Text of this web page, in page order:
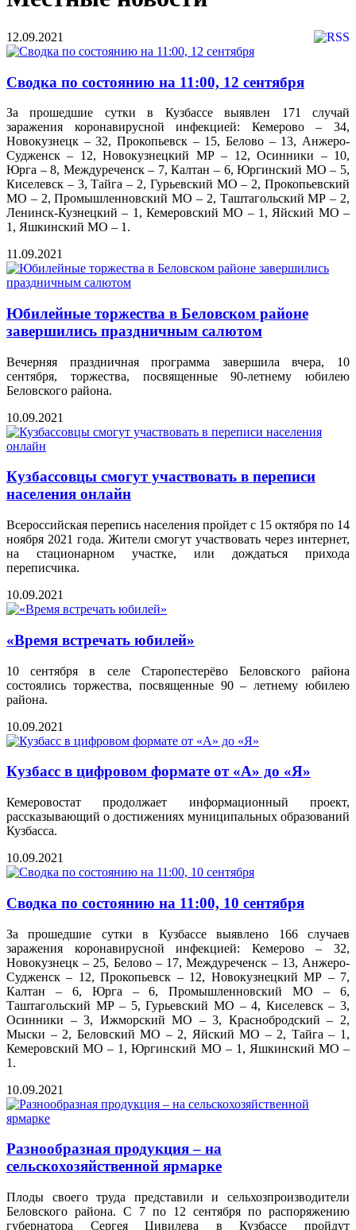
12.09.2021
Сводка по состоянию на 11:00, 12 сентября
За прошедшие сутки в Кузбассе выявлен 171 случай
заражения коронавирусной инфекцией: Кемерово – 34,
Новокузнецк – 32, Прокопьевск – 15, Белово – 13, Анжеро-
Судженск – 12, Новокузнецкий МР – 12, Осинники – 10,
Юрга – 8, Междуреченск – 7, Калтан – 6, Юргинский МО – 5,
Киселевск – 3, Тайга – 2, Гурьевский МО – 2, Прокопьевский
МО – 2, Промышленновский МО – 2, Таштагольский МР – 2,
Ленинск-Кузнецкий – 1, Кемеровский МО – 1, Яйский МО –
1, Яшкинский МО – 1.
11.09.2021
Юбилейные торжества в Беловском районе
завершились праздничным салютом
Вечерняя праздничная программа завершила вчера, 10
сентября, торжества, посвященные 90-летнему юбилею
Беловского района.
10.09.2021
Кузбассовцы смогут участвовать в переписи
населения онлайн
Всероссийская перепись населения пройдет с 15 октября по 14
ноября 2021 года. Жители смогут участвовать через интернет,
на стационарном участке, или дождаться прихода
переписчика.
10.09.2021
«Время встречать юбилей»
10 сентября в селе Старопестерёво Беловского района
состоялись торжества, посвященные 90 – летнему юбилею
района.
10.09.2021
Кузбасс в цифровом формате от «А» до «Я»
Кемеровостат продолжает информационный проект,
рассказывающий о достижениях муниципальных образований
Кузбасса.
10.09.2021
Сводка по состоянию на 11:00, 10 сентября
За прошедшие сутки в Кузбассе выявлено 166 случаев
заражения коронавирусной инфекцией: Кемерово – 32,
Новокузнецк – 25, Белово – 17, Междуреченск – 13, Анжеро-
Судженск – 12, Прокопьевск – 12, Новокузнецкий МР – 7,
Калтан – 6, Юрга – 6, Промышленновский МО – 6,
Таштагольский МР – 5, Гурьевский МО – 4, Киселевск – 3,
Осинники – 3, Ижморский МО – 3, Краснобродский – 2,
Мыски – 2, Беловский МО – 2, Яйский МО – 2, Тайга – 1,
Кемеровский МО – 1, Юргинский МО – 1, Яшкинский МО –
1.
10.09.2021
Разнообразная продукция – на
сельскохозяйственной ярмарке
Плоды своего труда представили и сельхозпроизводители
Беловского района. С 7 по 12 сентября по распоряжению
губернатора Сергея Цивилева в Кузбассе пройдут